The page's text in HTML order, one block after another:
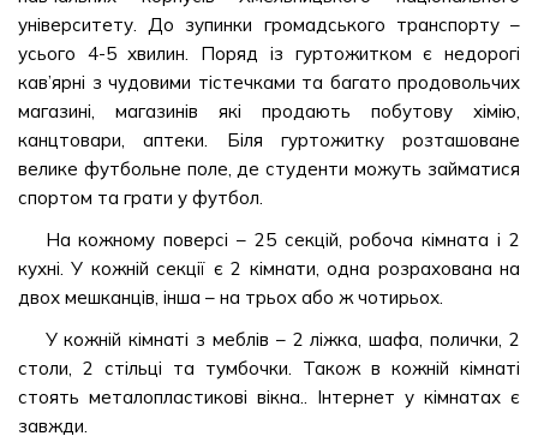
університету. До зупинки громадського транспорту –
усього 4-5 хвилин. Поряд із гуртожитком є недорогі
кав’ярні з чудовими тістечками та багато продовольчих
магазині, магазинів які продають побутову хімію,
канцтовари, аптеки. Біля гуртожитку розташоване
велике футбольне поле, де студенти можуть займатися
спортом та грати у футбол.
На кожному поверсі – 25 секцій, робоча кімната і 2
кухні. У кожній секції є 2 кімнати, одна розрахована на
двох мешканців, інша – на трьох або ж чотирьох.
У кожній кімнаті з меблів – 2 ліжка, шафа, полички, 2
столи, 2 стільці та тумбочки. Також в кожній кімнаті
стоять металопластикові вікна.. Інтернет у кімнатах є
завжди.